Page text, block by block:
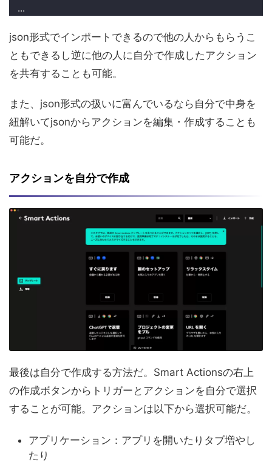
...
json形式でインポートできるので他の人からもらうこ
ともできるし逆に他の人に自分で作成したアクション
を共有することも可能。
また、json形式の扱いに富んでいるなら自分で中身を
紐解いてjsonからアクションを編集・作成することも
可能だ。
アクションを自分で作成
最後は自分で作成する方法だ。Smart Actionsの右上
の作成ボタンからトリガーとアクションを自分で選択
することが可能。アクションは以下から選択可能だ。
アプリケーション：アプリを開いたりタブ増やし
たり